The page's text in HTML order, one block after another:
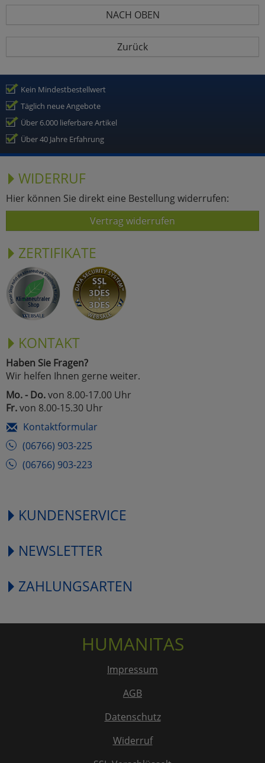
NACH OBEN
Zurück
Kein Mindestbestellwert
Täglich neue Angebote
Über 6.000 lieferbare Artikel
Über 40 Jahre Erfahrung
WIDERRUF
Hier können Sie direkt eine Bestellung widerrufen:
Vertrag widerrufen
ZERTIFIKATE
KONTAKT
Haben Sie Fragen?
Wir helfen Ihnen gerne weiter.
Mo. - Do.von 8.00-17.00 Uhr
Fr.von 8.00-15.30 Uhr
Kontaktformular
(06766) 903-225
(06766) 903-223
KUNDENSERVICE
NEWSLETTER
ZAHLUNGSARTEN
HUMANITAS
Impressum
AGB
Datenschutz
Widerruf